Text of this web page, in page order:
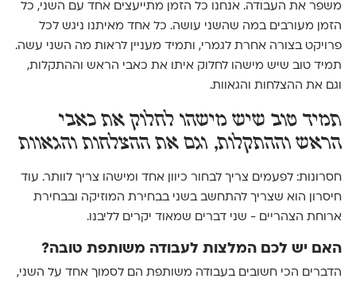
משפר את העבודה. אנחנו כל הזמן מתייעצים אחד עם השני, כל
הזמן מעורבים במה שהשני עושה. כל אחד מאיתנו ניגש לכל
פרויקט בצורה אחרת לגמרי, ותמיד מעניין לראות מה השני עשה.
תמיד טוב שיש מישהו לחלוק איתו את כאבי הראש וההתקלות,
וגם את ההצלחות והגאוות.
תמיד טוב שיש מישהו לחלוק את כאבי
הראש וההתקלות, וגם את ההצלחות והגאוות
חסרונות: לפעמים צריך לבחור כיוון אחד ומישהו צריך לוותר. עוד
חיסרון הוא שצריך להתחשב בשני בבחירת המוזיקה ובבחירת
ארוחת הצהריים - שני דברים שמאוד יקרים לליבנו.
האם יש לכם המלצות לעבודה משותפת טובה?
הדברים הכי חשובים בעבודה משותפת הם לסמוך אחד על השני,